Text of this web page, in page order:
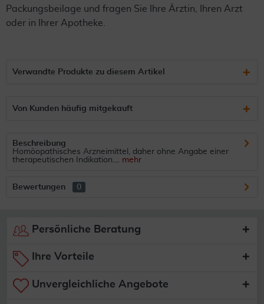
Packungsbeilage und fragen Sie Ihre Ärztin, Ihren Arzt
oder in Ihrer Apotheke.
Verwandte Produkte zu diesem Artikel
Von Kunden häufig mitgekauft
Beschreibung
Homöopathisches Arzneimittel, daher ohne Angabe einer
therapeutischen Indikation.... mehr
Bewertungen 0
Persönliche Beratung
Ihre Vorteile
Unvergleichliche Angebote